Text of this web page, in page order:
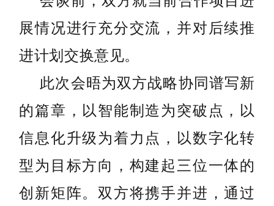
展情况进行充分交流，并对后续推
进计划交换意见。
此次会晤为双方战略协同谱写新
的篇章，以智能制造为突破点，以
信息化升级为着力点，以数字化转
型为目标方向，构建起三位一体的
创新矩阵。双方将携手并进，通过